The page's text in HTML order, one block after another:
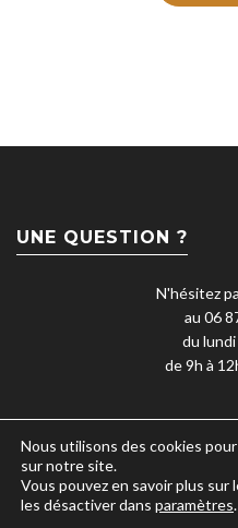
UNE QUESTION ?
N'hésitez
au 06
du
de 9h à
Nous utilisons des cookies
sur notre site.
Vous pouvez en savoir plus
les désactiver dans paramètres.